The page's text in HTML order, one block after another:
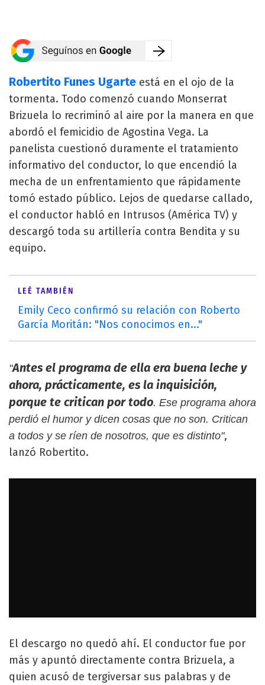
Robertito Funes Ugarte está en el ojo de la
tormenta. Todo comenzó cuando Monserrat
Brizuela lo recriminó al aire por la manera en que
abordó el femicidio de Agostina Vega. La
panelista cuestionó duramente el tratamiento
informativo del conductor, lo que encendió la
mecha de un enfrentamiento que rápidamente
tomó estado público. Lejos de quedarse callado,
el conductor habló en Intrusos (América TV) y
descargó toda su artillería contra Bendita y su
equipo.
LEÉ TAMBIÉN
Emily Ceco confirmó su relación con Roberto
García Moritán: "Nos conocimos en..."
"Antes el programa de ella era buena leche y
ahora, prácticamente, es la inquisición,
porque te critican por todo. Ese programa ahora
perdió el humor y dicen cosas que no son. Critican
a todos y se ríen de nosotros, que es distinto",
lanzó Robertito.
El descargo no quedó ahí. El conductor fue por
más y apuntó directamente contra Brizuela, a
quien acusó de tergiversar sus palabras y de